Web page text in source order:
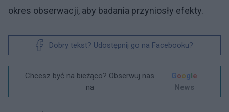
okres obserwacji, aby badania przyniosły efekty.
Dobry tekst? Udostępnij go na Facebooku?
Chcesz być na bieżąco? Obserwuj nas
na
Google
News